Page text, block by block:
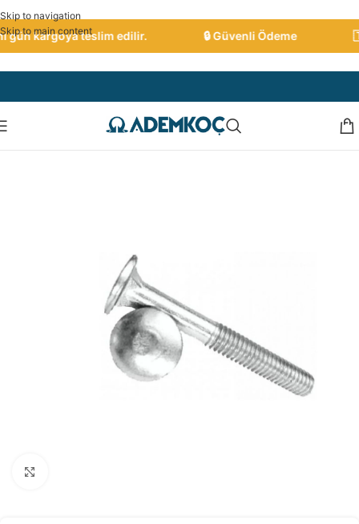
Skip to navigation
Skip to main content
kargoya teslim edilir. 🔒 Güvenli Ödeme